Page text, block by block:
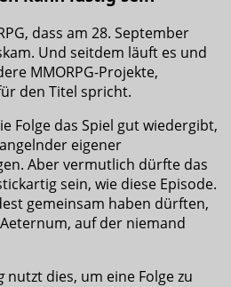
dass am 28. September
Und seitdem läuft es und
MMORPG-Projekte,
den Titel spricht.
Folge das Spiel gut wiedergibt,
eigener
Aber vermutlich dürfte das
sein, wie diese Episode.
gemeinsam haben dürften,
auf der niemand
nutzt dies, um eine Folge zu